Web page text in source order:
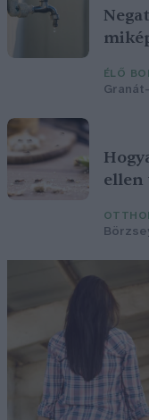
ÉLŐ
ellen